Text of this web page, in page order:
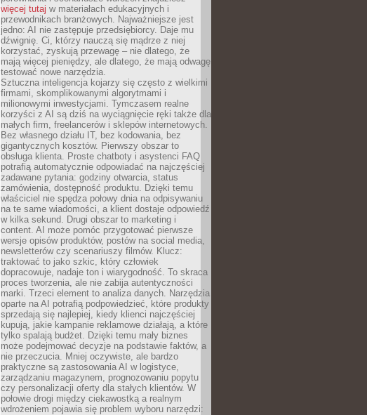
więcej tutaj w materiałach edukacyjnych i
przewodnikach branżowych. Najważniejsze jest
jedno: AI nie zastępuje przedsiębiorcy. Daje mu
dźwignię. Ci, którzy nauczą się mądrze z niej
korzystać, zyskują przewagę – nie dlatego, że
mają więcej pieniędzy, ale dlatego, że mają odwagę
testować nowe narzędzia.
Sztuczna inteligencja kojarzy się często z wielkimi
firmami, skomplikowanymi algorytmami i
milionowymi inwestycjami. Tymczasem realne
korzyści z AI są dziś na wyciągnięcie ręki także dla
małych firm, freelancerów i sklepów internetowych.
Bez własnego działu IT, bez kodowania, bez
gigantycznych kosztów. Pierwszy obszar to
obsługa klienta. Proste chatboty i asystenci FAQ
potrafią automatycznie odpowiadać na najczęściej
zadawane pytania: godziny otwarcia, status
zamówienia, dostępność produktu. Dzięki temu
właściciel nie spędza połowy dnia na odpisywaniu
na te same wiadomości, a klient dostaje odpowiedź
w kilka sekund. Drugi obszar to marketing i
content. AI może pomóc przygotować pierwsze
wersje opisów produktów, postów na social media,
newsletterów czy scenariuszy filmów. Klucz:
traktować to jako szkic, który człowiek
dopracowuje, nadaje ton i wiarygodność. To skraca
proces tworzenia, ale nie zabija autentyczności
marki. Trzeci element to analiza danych. Narzędzia
oparte na AI potrafią podpowiedzieć, które produkty
sprzedają się najlepiej, kiedy klienci najczęściej
kupują, jakie kampanie reklamowe działają, a które
tylko spalają budżet. Dzięki temu mały biznes
może podejmować decyzje na podstawie faktów, a
nie przeczucia. Mniej oczywiste, ale bardzo
praktyczne są zastosowania AI w logistyce,
zarządzaniu magazynem, prognozowaniu popytu
czy personalizacji oferty dla stałych klientów. W
połowie drogi między ciekawostką a realnym
wdrożeniem pojawia się problem wyboru narzędzi: